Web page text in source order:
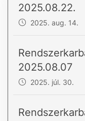
2025.08.22.
2025. aug. 14.
2025.08.07
2025. júl. 30.